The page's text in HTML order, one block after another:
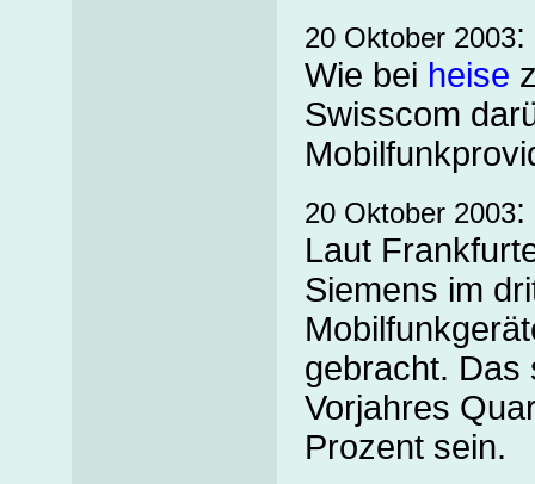
20 Oktober 2003:
Wie bei heise
Swisscom
20 Oktober 2003:
Laut
Siemens im
gebracht. Das
Vorjahres
Prozent sein.